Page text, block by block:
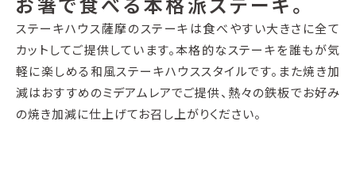
ステーキハウス薩摩のステーキは食べやすい大きさに全て
カットしてご提供しています。本格的なステーキを誰もが気
軽に楽しめる和風ステーキハウススタイルです。また焼き加
減はおすすめのミデアムレアでご提供、熱々の鉄板でお好み
の焼き加減に仕上げてお召し上がりください。